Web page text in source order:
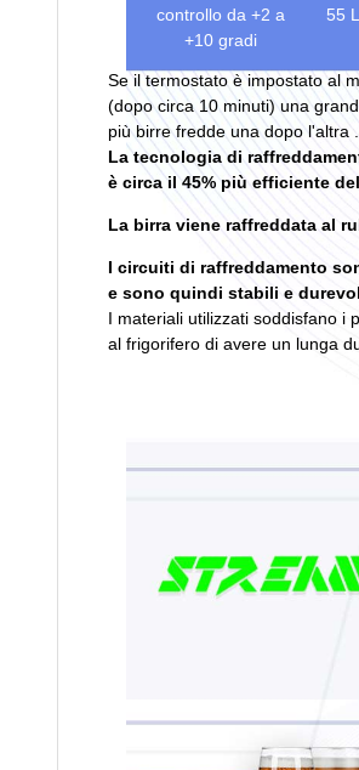
Se il termostato è impostato al
(dopo circa 10 minuti) una
più birre fredde una dopo l'altra .
La tecnologia di
è circa il 45% più efficiente
La birra viene raffreddata al
I circuiti di raffreddamento
e sono quindi stabili e
I materiali utilizzati soddisfano i
al frigorifero di avere un lunga
controllo da +2 a
+10 gradi
55